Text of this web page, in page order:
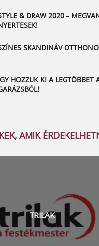
& DRAW 2020 –
SKANDINÁV
HOZZUK KI A LEGTÖBBET
AMIK
TRILAK